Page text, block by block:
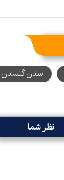
استان گلستان
نظر شما